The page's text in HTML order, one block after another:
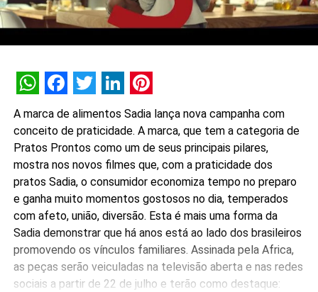
WhatsApp
Facebook
Twitter
LinkedIn
Pinterest
A marca de alimentos Sadia lança nova campanha com
conceito de praticidade. A marca, que tem a categoria de
Pratos Prontos como um de seus principais pilares,
mostra nos novos filmes que, com a praticidade dos
pratos Sadia, o consumidor economiza tempo no preparo
e ganha muito momentos gostosos no dia, temperados
com afeto, união, diversão. Esta é mais uma forma da
Sadia demonstrar que há anos está ao lado dos brasileiros
promovendo os vínculos familiares. Assinada pela Africa,
as peças serão veiculadas na televisão aberta e nas redes
sociais a partir de 22 de julho e terão como destaque: